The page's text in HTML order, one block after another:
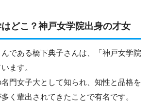
どこ？神戸女学院出身の才女
である橋下典子さんは、「神戸女学院
ます。
門女子大として知られ、知性と品格を
く輩出されてきたことで有名です。